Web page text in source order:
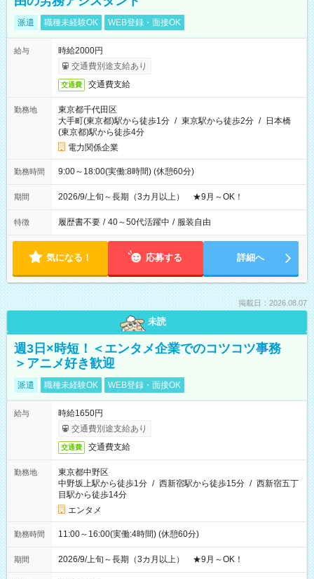
派遣 職種未経験OK WEB登録・面接OK
給与
時給2000円
交通費別途支給あり
交通費 交通費支給
勤務地
東京都千代田区
大手町(東京都)駅から徒歩1分 / 東京駅から徒歩2分 / 日本橋
(東京都)駅から徒歩4分
電力関係企業
勤務時間 9:00～18:00(実働:8時間) (休憩60分)
期間 2026/9/上旬～長期（3カ月以上） ★9月～OK！
特徴 履歴書不要 / 40～50代活躍中 / 服装自由
気になる！ 応募する 詳細へ
掲載日：2026.08.07
未読
週3日×時短！＜エンタメ企業でのコツコツ事務
＞アニメ好き歓迎
派遣 職種未経験OK WEB登録・面接OK
給与
時給1650円
交通費別途支給あり
交通費 交通費支給
勤務地
東京都中野区
中野坂上駅から徒歩1分 / 西新宿駅から徒歩15分 / 西新宿五丁
目駅から徒歩14分
エンタメ
勤務時間 11:00～16:00(実働:4時間) (休憩60分)
期間 2026/9/上旬～長期（3カ月以上） ★9月～OK！